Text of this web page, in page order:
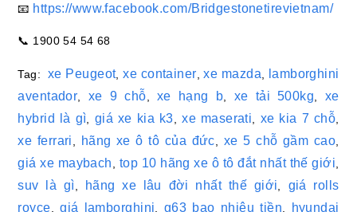
📧 https://www.facebook.com/Bridgestonetirevietnam/
📞 1900 54 54 68
Tag:xe Peugeot,xe container ,xe mazda
lamborghini
aventador
xe 9 chỗ ,xe hạng b xe tải 500kg
xe
hybrid là gì
giá xe kia k3 ,xe maserati xe kia 7 chỗ
xe ferrari hãng xe ô tô của đức xe 5 chỗ gầm cao
giá xe maybach top 10 hãng xe ô tô đắt nhất thế giới
suv là gì hãng xe lâu đời nhất thế giới
giá rolls
royce ,giá lamborghini g63 bao nhiêu tiền
hyundai